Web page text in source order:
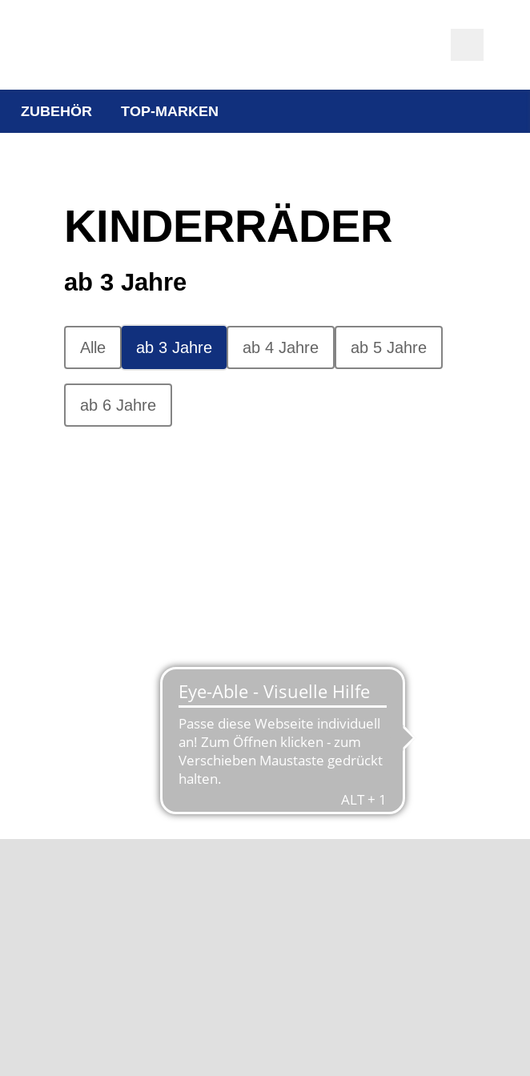
ZUBEHÖR TOP-MARKEN
KINDERRÄDER
ab 3 Jahre
Alle ab 3 Jahre ab 4 Jahre ab 5 Jahre
ab 6 Jahre